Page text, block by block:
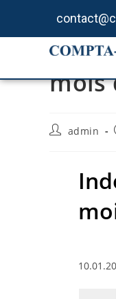
mois
admin